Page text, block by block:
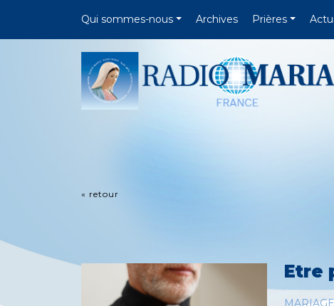
Qui sommes-nous Archives Prières
« retour
Etre
MARIAGE